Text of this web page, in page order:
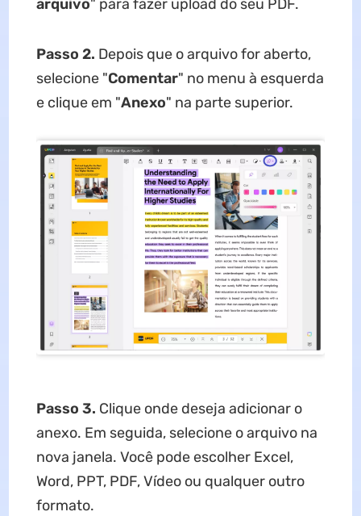
arquivo" para fazer upload do seu PDF.
Passo 2. Depois que o arquivo for aberto,
selecione "Comentar" no menu à esquerda
e clique em "Anexo" na parte superior.
Passo 3. Clique onde deseja adicionar o
anexo. Em seguida, selecione o arquivo na
nova janela. Você pode escolher Excel,
Word, PPT, PDF, Vídeo ou qualquer outro
formato.